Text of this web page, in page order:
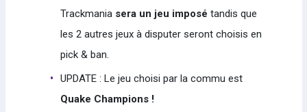
Trackmania sera un jeu imposé tandis que
les 2 autres jeux à disputer seront choisis en
pick & ban.
UPDATE : Le jeu choisi par la commu est
Quake Champions !